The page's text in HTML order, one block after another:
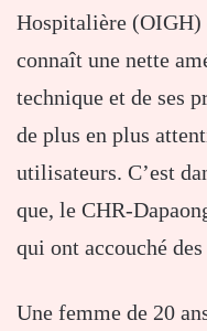
Hospitalière (OIGH)
connaît une nette
technique et de ses
de plus en plus
utilisateurs. C’est
que, le CHR-
qui ont accouché
Une femme de 20